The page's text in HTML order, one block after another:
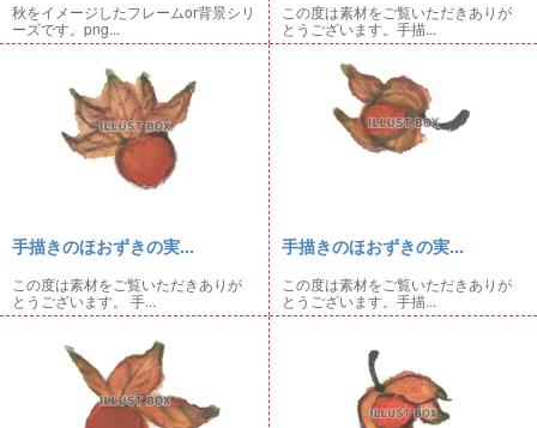
秋をイメージしたフレームor背景シリ
ーズです。png...
この度は素材をご覧いただきありが
とうございます。手描...
手描きのほおずきの実...
この度は素材をご覧いただきありが
とうございます。 手...
手描きのほおずきの実...
この度は素材をご覧いただきありが
とうございます。手描...